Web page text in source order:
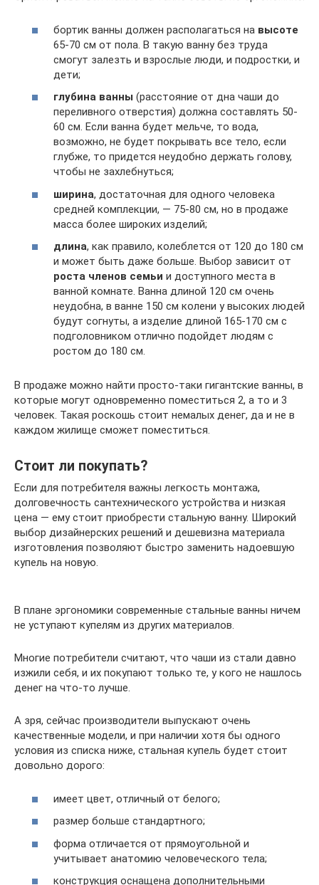
бортик ванны должен располагаться на высоте
65-70 см от пола. В такую ванну без труда
смогут залезть и взрослые люди, и подростки, и
дети;
глубина ванны (расстояние от дна чаши до
переливного отверстия) должна составлять 50-
60 см. Если ванна будет мельче, то вода,
возможно, не будет покрывать все тело, если
глубже, то придется неудобно держать голову,
чтобы не захлебнуться;
ширина, достаточная для одного человека
средней комплекции, — 75-80 см, но в продаже
масса более широких изделий;
длина, как правило, колеблется от 120 до 180 см
и может быть даже больше. Выбор зависит от
роста членов семьи и доступного места в
ванной комнате. Ванна длиной 120 см очень
неудобна, в ванне 150 см колени у высоких людей
будут согнуты, а изделие длиной 165-170 см с
подголовником отлично подойдет людям с
ростом до 180 см.
В продаже можно найти просто-таки гигантские ванны, в
которые могут одновременно поместиться 2, а то и 3
человек. Такая роскошь стоит немалых денег, да и не в
каждом жилище сможет поместиться.
Стоит ли покупать?
Если для потребителя важны легкость монтажа,
долговечность сантехнического устройства и низкая
цена — ему стоит приобрести стальную ванну. Широкий
выбор дизайнерских решений и дешевизна материала
изготовления позволяют быстро заменить надоевшую
купель на новую.
В плане эргономики современные стальные ванны ничем
не уступают купелям из других материалов.
Многие потребители считают, что чаши из стали давно
изжили себя, и их покупают только те, у кого не нашлось
денег на что-то лучше.
А зря, сейчас производители выпускают очень
качественные модели, и при наличии хотя бы одного
условия из списка ниже, стальная купель будет стоит
довольно дорого:
имеет цвет, отличный от белого;
размер больше стандартного;
форма отличается от прямоугольной и
учитывает анатомию человеческого тела;
конструкция оснащена дополнительными